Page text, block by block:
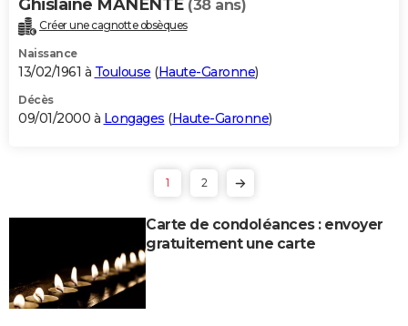
Ghislaine MANENTE (38 ans)
Créer une cagnotte obsèques
Naissance
13/02/1961 à Toulouse (Haute-Garonne)
Décès
09/01/2000 à Longages (Haute-Garonne)
1 2
Carte de condoléances : envoyer
gratuitement une carte